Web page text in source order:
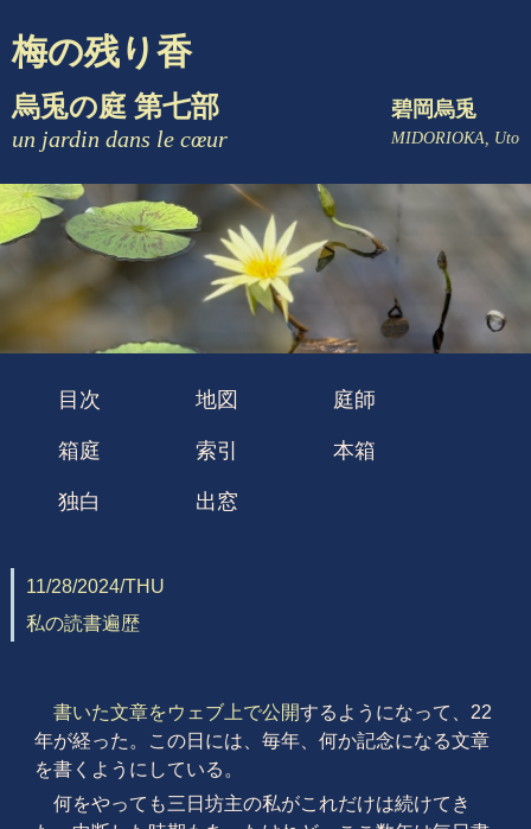
梅の残り香
烏兎の庭 第七部
un jardin dans le cœur
碧岡烏兎
MIDORIOKA, Uto
目次 地図 庭師
箱庭 索引 本箱
独白 出窓
11/28/2024/THU
私の読書遍歴
書いた文章をウェブ上で公開するようになって、22
年が経った。この日には、毎年、何か記念になる文章
を書くようにしている。
何をやっても三日坊主の私がこれだけは続けてき